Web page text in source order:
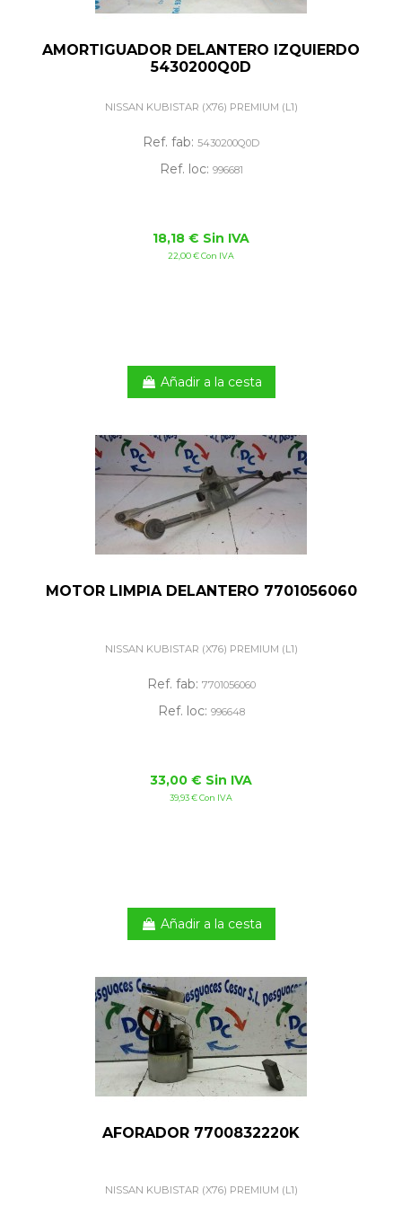
AMORTIGUADOR DELANTERO IZQUIERDO
5430200Q0D
NISSAN KUBISTAR (X76) PREMIUM (L1)
Ref. fab: 5430200Q0D
Ref. loc: 996681
18,18 € Sin IVA
22,00 € Con IVA
Añadir a la cesta
MOTOR LIMPIA DELANTERO 7701056060
NISSAN KUBISTAR (X76) PREMIUM (L1)
Ref. fab: 7701056060
Ref. loc: 996648
33,00 € Sin IVA
39,93 € Con IVA
Añadir a la cesta
AFORADOR 7700832220K
NISSAN KUBISTAR (X76) PREMIUM (L1)